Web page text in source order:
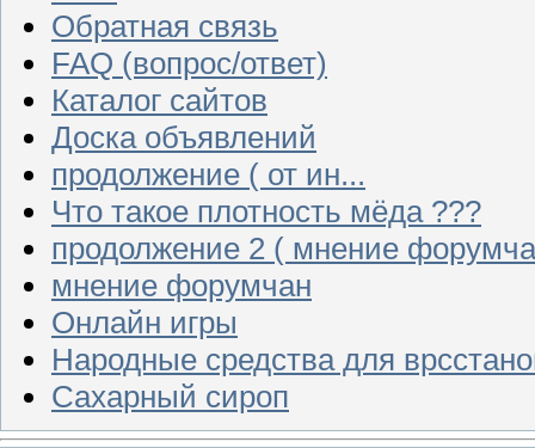
Обратная связь
FAQ (вопрос/ответ)
Каталог сайтов
Доска объявлений
продолжение ( от ин...
Что такое плотность мёда ???
продолжение 2 ( мнение
мнение форумчан
Онлайн игры
Народные средства для
Сахарный сироп